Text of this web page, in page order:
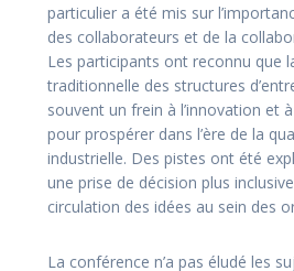
particulier a été mis sur
des collaborateurs et de la
Les participants ont reconnu que
traditionnelle des structures
souvent un frein à l’innovation et
pour prospérer dans l’ère de la
industrielle. Des pistes ont été
une prise de décision plus
circulation des idées au sein des
La conférence n’a pas éludé les